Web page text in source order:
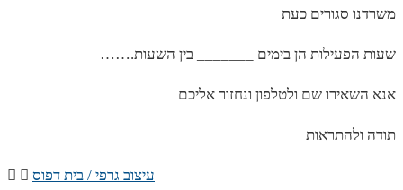
משרדנו סגורים כעת
…….שעות הפעילות הן בימים _______ בין השעות
אנא השאירו שם ולטלפון ונחזור אליכם
תודה ולהתראות
עיצוב גרפי / בית דפוס